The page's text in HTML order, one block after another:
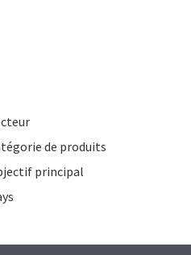
de produits
principal